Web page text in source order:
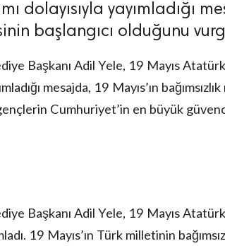
dolayısıyla yayımladığı
başlangıcı olduğunu
Başkanı Adil Yele, 19 Mayıs
mesajda, 19 Mayıs’ın
Cumhuriyet’in en büyük
Başkanı Adil Yele, 19 Mayıs
19 Mayıs’ın Türk milletinin